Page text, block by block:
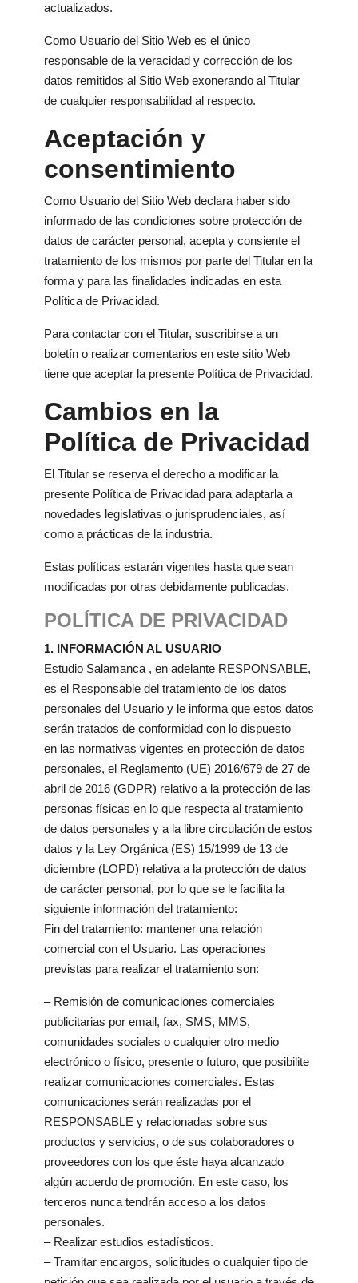
actualizados.
Como Usuario del Sitio Web es el único
responsable de la veracidad y corrección de los
datos remitidos al Sitio Web exonerando al Titular
de cualquier responsabilidad al respecto.
Aceptación y
consentimiento
Como Usuario del Sitio Web declara haber sido
informado de las condiciones sobre protección de
datos de carácter personal, acepta y consiente el
tratamiento de los mismos por parte del Titular en la
forma y para las finalidades indicadas en esta
Política de Privacidad.
Para contactar con el Titular, suscribirse a un
boletín o realizar comentarios en este sitio Web
tiene que aceptar la presente Política de Privacidad.
Cambios en la
Política de Privacidad
El Titular se reserva el derecho a modificar la
presente Política de Privacidad para adaptarla a
novedades legislativas o jurisprudenciales, así
como a prácticas de la industria.
Estas políticas estarán vigentes hasta que sean
modificadas por otras debidamente publicadas.
POLÍTICA DE PRIVACIDAD
1. INFORMACIÓN AL USUARIO
Estudio Salamanca , en adelante RESPONSABLE,
es el Responsable del tratamiento de los datos
personales del Usuario y le informa que estos datos
serán tratados de conformidad con lo dispuesto
en las normativas vigentes en protección de datos
personales, el Reglamento (UE) 2016/679 de 27 de
abril de 2016 (GDPR) relativo a la protección de las
personas físicas en lo que respecta al tratamiento
de datos personales y a la libre circulación de estos
datos y la Ley Orgánica (ES) 15/1999 de 13 de
diciembre (LOPD) relativa a la protección de datos
de carácter personal, por lo que se le facilita la
siguiente información del tratamiento:
Fin del tratamiento: mantener una relación
comercial con el Usuario. Las operaciones
previstas para realizar el tratamiento son:
– Remisión de comunicaciones comerciales
publicitarias por email, fax, SMS, MMS,
comunidades sociales o cualquier otro medio
electrónico o físico, presente o futuro, que posibilite
realizar comunicaciones comerciales. Estas
comunicaciones serán realizadas por el
RESPONSABLE y relacionadas sobre sus
productos y servicios, o de sus colaboradores o
proveedores con los que éste haya alcanzado
algún acuerdo de promoción. En este caso, los
terceros nunca tendrán acceso a los datos
personales.
– Realizar estudios estadísticos.
– Tramitar encargos, solicitudes o cualquier tipo de